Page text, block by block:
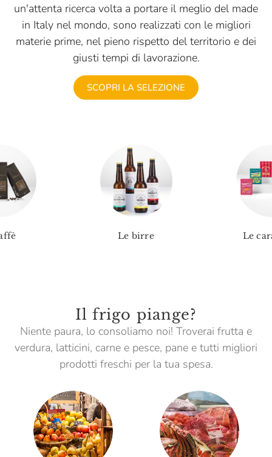
un'attenta ricerca volta a portare il meglio del made
in Italy nel mondo, sono realizzati con le migliori
materie prime, nel pieno rispetto del territorio e dei
giusti tempi di lavorazione.
SCOPRI LA SELEZIONE
Le birre Le
Il frigo piange?
Niente paura, lo consoliamo noi! Troverai frutta e
verdura, latticini, carne e pesce, pane e tutti migliori
prodotti freschi per la tua spesa.